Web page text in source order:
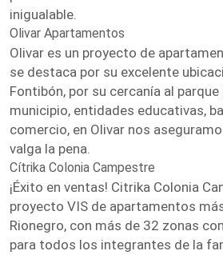
inigualable.
Olivar Apartamentos
Olivar es un proyecto de
se destaca por su excelente
Fontibón, por su cercanía al
municipio, entidades educativas,
comercio, en Olivar nos
valga la pena.
Cítrika Colonia Campestre
¡Éxito en ventas! Citrika Colonia
proyecto VIS de apartamentos
Rionegro, con más de 32 zonas
para todos los integrantes de la